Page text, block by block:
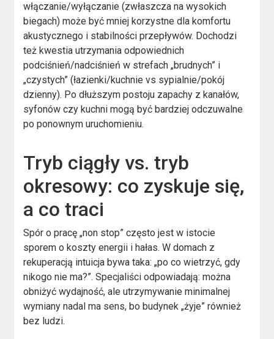
włączanie/wyłączanie (zwłaszcza na wysokich
biegach) może być mniej korzystne dla komfortu
akustycznego i stabilności przepływów. Dochodzi
też kwestia utrzymania odpowiednich
podciśnień/nadciśnień w strefach „brudnych” i
„czystych” (łazienki/kuchnie vs sypialnie/pokój
dzienny). Po dłuższym postoju zapachy z kanałów,
syfonów czy kuchni mogą być bardziej odczuwalne
po ponownym uruchomieniu.
Tryb ciągły vs. tryb
okresowy: co zyskuje się,
a co traci
Spór o pracę „non stop” często jest w istocie
sporem o koszty energii i hałas. W domach z
rekuperacją intuicja bywa taka: „po co wietrzyć, gdy
nikogo nie ma?”. Specjaliści odpowiadają: można
obniżyć wydajność, ale utrzymywanie minimalnej
wymiany nadal ma sens, bo budynek „żyje” również
bez ludzi.